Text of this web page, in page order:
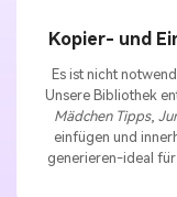
Kopier- und
Es ist nicht
Unsere Bibliothek
Mädchen Tipps,
einfügen und
generieren-ideal